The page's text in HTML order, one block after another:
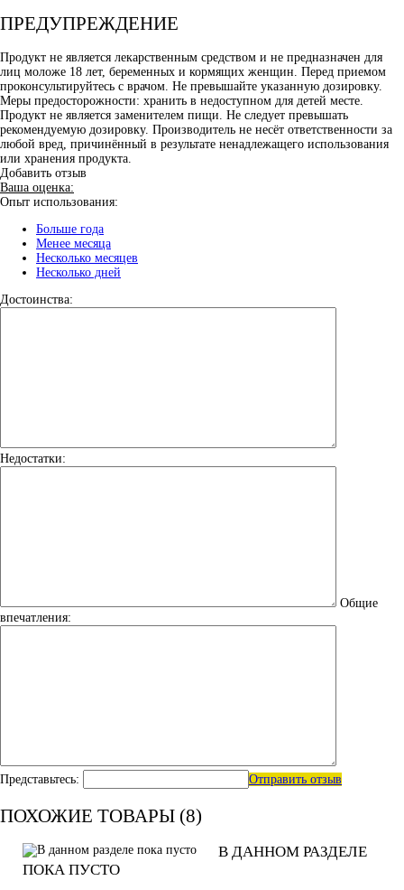
ПРЕДУПРЕЖДЕНИЕ
Продукт не является лекарственным средством и не предназначен для
лиц моложе 18 лет, беременных и кормящих женщин. Перед приемом
проконсультируйтесь с врачом. Не превышайте указанную дозировку.
Меры предосторожности: хранить в недоступном для детей месте.
Продукт не является заменителем пищи. Не следует превышать
рекомендуемую дозировку. Производитель не несёт ответственности за
любой вред, причинённый в результате ненадлежащего использования
или хранения продукта.
Добавить отзыв
Ваша оценка:
Опыт использования:
Больше года
Менее месяца
Несколько месяцев
Несколько дней
Достоинства:
Недостатки:
Общие
впечатления:
Представьтесь: Отправить отзыв
ПОХОЖИЕ ТОВАРЫ (8)
В ДАННОМ РАЗДЕЛЕ
ПОКА ПУСТО